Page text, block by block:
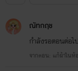
ณัทกฤช
กำลังรอตอนต่อไ
จากตอน: แก้ผ้าใน